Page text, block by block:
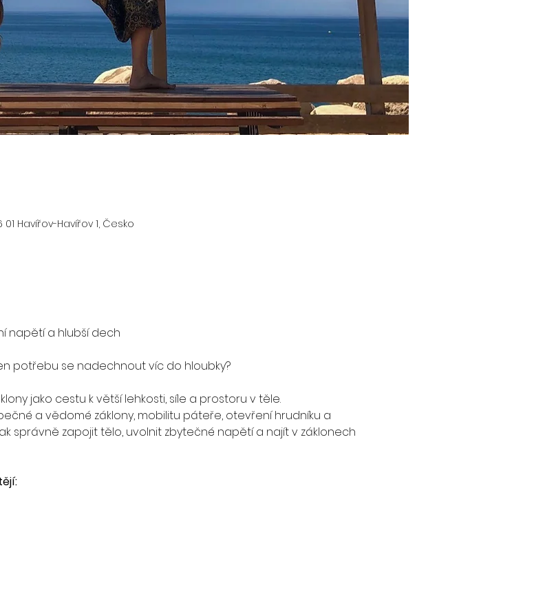
Havířov-Havířov 1, Česko
napětí a hlubší dech
potřebu se nadechnout víc do hloubky?
jako cestu k větší lehkosti, síle a prostoru v těle.
a vědomé záklony, mobilitu páteře, otevření hrudníku a
správně zapojit tělo, uvolnit zbytečné napětí a najít v záklonech